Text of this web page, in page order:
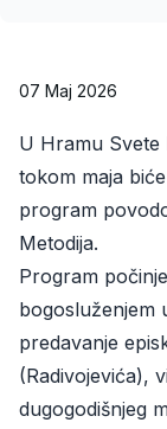
07 Maj 2026
U Hramu Svete
tokom maja
program
Metodija.
Program
bogosluženjem
predavanje
(Radivojevića),
dugogodišnjeg